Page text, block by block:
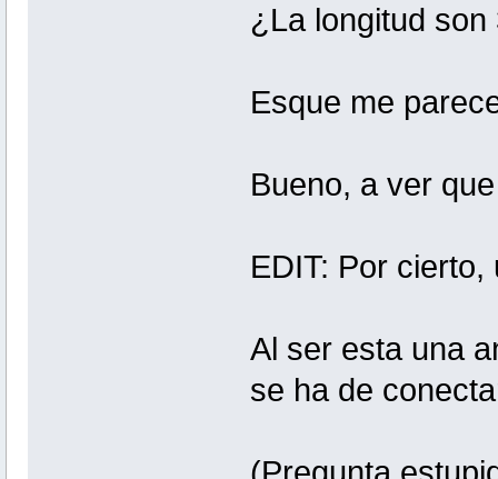
¿La longitud son
Esque me
Bueno, a ver
EDIT: Por
Al ser esta una
se ha de